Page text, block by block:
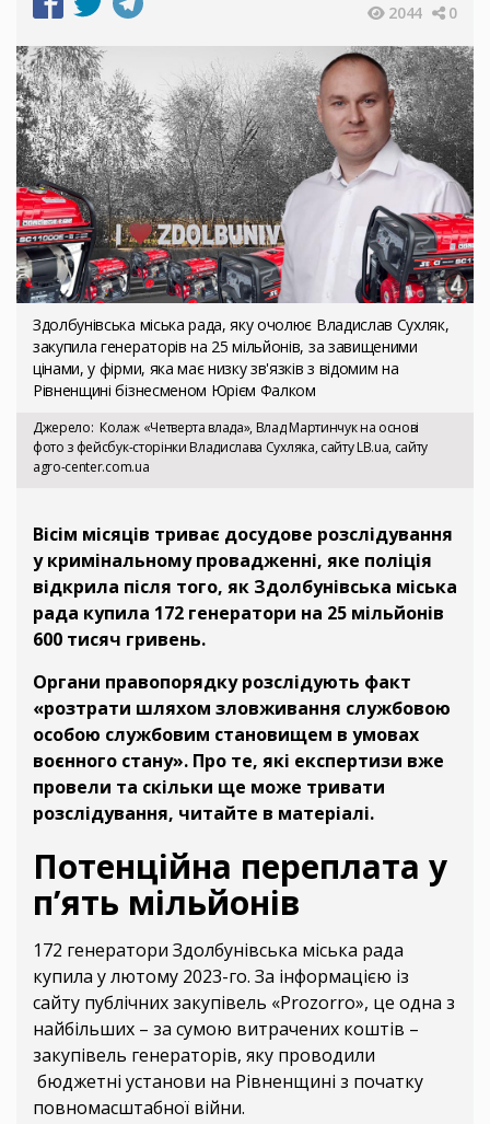
2044 0
Здолбунівська міська рада, яку очолює Владислав Сухляк,
закупила генераторів на 25 мільйонів, за завищеними
цінами, у фірми, яка має низку зв'язків з відомим на
Рівненщині бізнесменом Юрієм Фалком
Джерело Колаж «Четверта влада», Влад Мартинчук на основі
фото з фейсбук-сторінки Владислава Сухляка, сайту LB.ua, сайту
agro-center.com.ua
Вісім місяців триває досудове розслідування
у кримінальному провадженні, яке поліція
відкрила після того, як Здолбунівська міська
рада купила 172 генератори на 25 мільйонів
600 тисяч гривень.
Органи правопорядку розслідують факт
«розтрати шляхом зловживання службовою
особою службовим становищем в умовах
воєнного стану». Про те, які експертизи вже
провели та скільки ще може тривати
розслідування, читайте в матеріалі.
Потенційна переплата у
п’ять мільйонів
172 генератори Здолбунівська міська рада
купила у лютому 2023-го. За інформацією із
сайту публічних закупівель «Prozorro», це одна з
найбільших – за сумою витрачених коштів –
закупівель генераторів, яку проводили
бюджетні установи на Рівненщині з початку
повномасштабної війни.